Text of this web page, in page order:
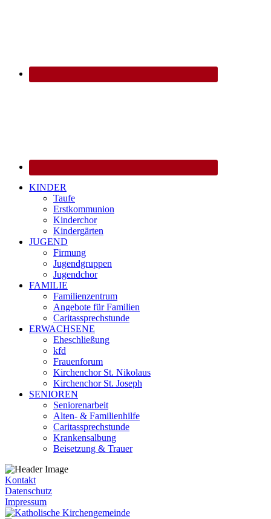
KINDER
Taufe
Erstkommunion
Kinderchor
Kindergärten
JUGEND
Firmung
Jugendgruppen
Jugendchor
FAMILIE
Familienzentrum
Angebote für Familien
Caritassprechstunde
ERWACHSENE
Eheschließung
kfd
Frauenforum
Kirchenchor St. Nikolaus
Kirchenchor St. Joseph
SENIOREN
Seniorenarbeit
Alten- & Familienhilfe
Caritassprechstunde
Krankensalbung
Beisetzung & Trauer
Kontakt
Datenschutz
Impressum